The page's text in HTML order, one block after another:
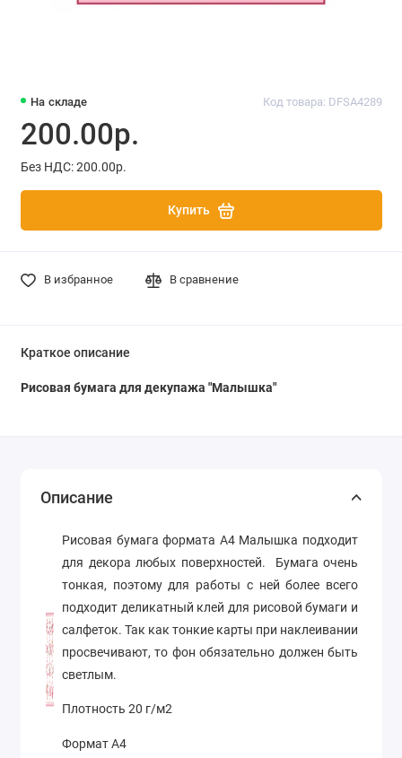
На складе Код товара: DFSA4289
200.00р.
Без НДС: 200.00р.
Купить
В избранное В сравнение
Краткое описание
Рисовая бумага для декупажа "Малышка"
Описание
Рисовая бумага формата А4 Малышка подходит
для декора любых поверхностей. Бумага очень
тонкая, поэтому для работы с ней более всего
подходит деликатный клей для рисовой бумаги и
салфеток. Так как тонкие карты при наклеивании
просвечивают, то фон обязательно должен быть
светлым.
Плотность 20 г/м2
Формат А4